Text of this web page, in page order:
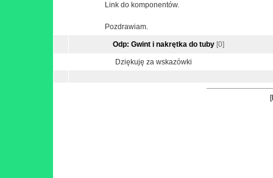
Link do komponentów.
Pozdrawiam.
Odp: Gwint i nakrętka do tuby [0]
Dziękuję za wskazówki